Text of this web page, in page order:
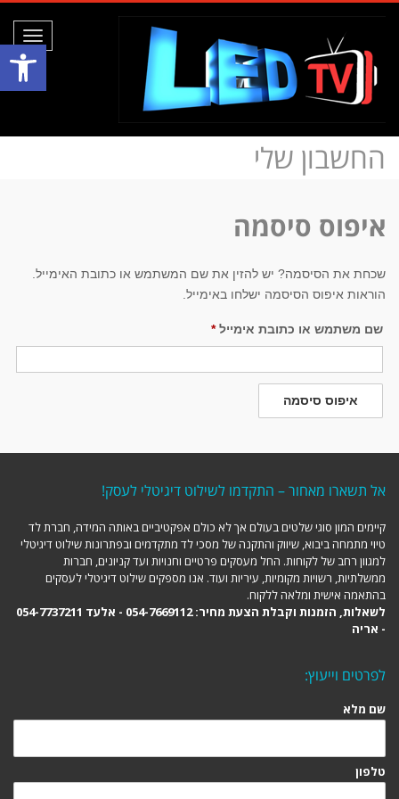
פתח
החשבון שלי
איפוס סיסמה
שכחת את הסיסמה? יש להזין את שם המשתמש או כתובת האימייל.
הוראות איפוס הסיסמה ישלחו באימייל.
שם משתמש או כתובת אימייל*חובה
איפוס סיסמה
אל תשארו מאחור – התקדמו לשילוט דיגיטלי לעסק!
קיימים המון סוגי שלטים בעולם אך לא כולם אפקטיביים באותה המידה, חברת לד
טיוי מתמחה ביבוא, שיווק והתקנה של מסכי לד מתקדמים ובפתרונות שילוט דיגיטלי
למגוון רחב של לקוחות. החל מעסקים פרטיים וחנויות ועד קניונים, חברות
ממשלתיות, רשויות מקומיות, עיריות ועוד. אנו מספקים שילוט דיגיטלי לעסקים
בהתאמה אישית ומלאה ללקוח.
לשאלות, הזמנות וקבלת הצעת מחיר: 054-7669112 - אלעד 054-7737211
- אריה
לפרטים וייעוץ:
שם מלא
טלפון